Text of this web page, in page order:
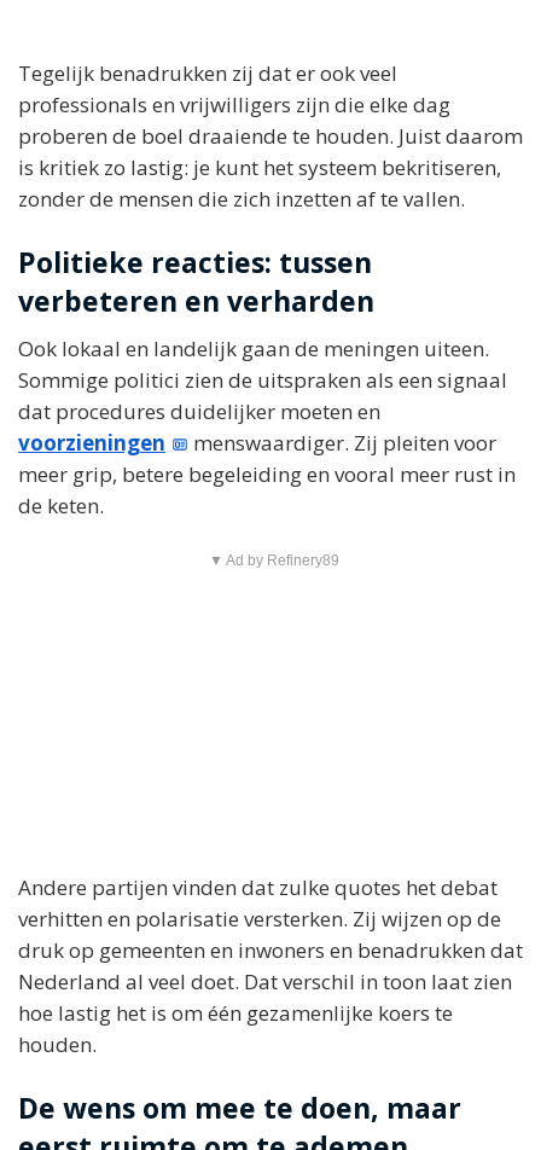
Tegelijk benadrukken zij dat er ook veel
professionals en vrijwilligers zijn die elke dag
proberen de boel draaiende te houden. Juist daarom
is kritiek zo lastig: je kunt het systeem bekritiseren,
zonder de mensen die zich inzetten af te vallen.
Politieke reacties: tussen
verbeteren en verharden
Ook lokaal en landelijk gaan de meningen uiteen.
Sommige politici zien de uitspraken als een signaal
dat procedures duidelijker moeten en
voorzieningen
menswaardiger. Zij pleiten voor
meer grip, betere begeleiding en vooral meer rust in
de keten.
▼ Ad by Refinery89
Andere partijen vinden dat zulke quotes het debat
verhitten en polarisatie versterken. Zij wijzen op de
druk op gemeenten en inwoners en benadrukken dat
Nederland al veel doet. Dat verschil in toon laat zien
hoe lastig het is om één gezamenlijke koers te
houden.
De wens om mee te doen, maar